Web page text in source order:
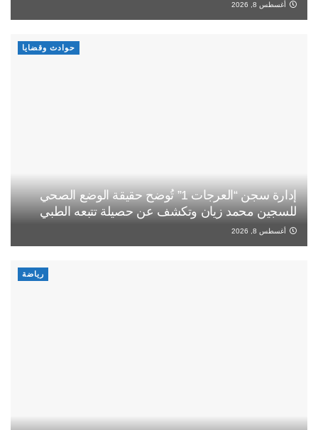
أغسطس 8, 2026
حوادث وقضايا
إدارة سجن “العرجات 1” تُوضح حقيقة الوضع الصحي
للسجين محمد زيان وتكشف عن حصيلة تتبعه الطبي
أغسطس 8, 2026
رياضة